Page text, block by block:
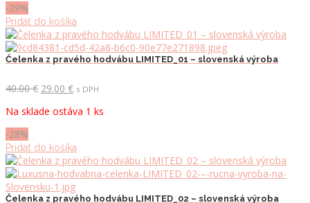
-29%
Pridať do košíka
Čelenka z pravého hodvábu LIMITED_01 – slovenská výroba
40.00€ Pôvodná
bola:
29.00 €Aktuálna
je:
s DPH
Na sklade ostáva 1 ks
-28%
Pridať do košíka
Čelenka z pravého hodvábu LIMITED_02 – slovenská výroba